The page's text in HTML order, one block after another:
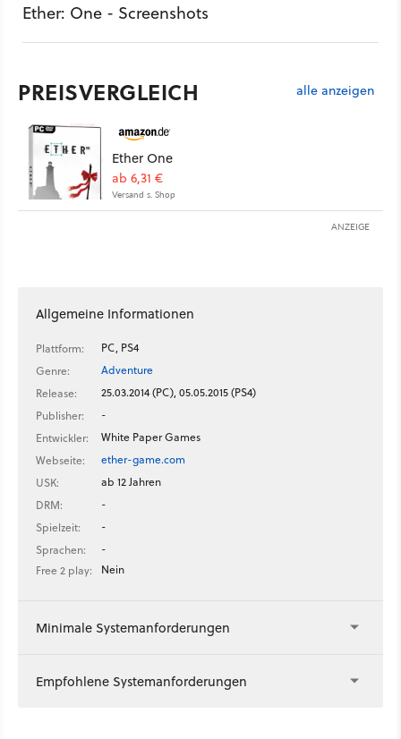
Ether: One - Screenshots
PREISVERGLEICH alle anzeigen
Ether One
ab 6,31 €
Versand s. Shop
ANZEIGE
Allgemeine Informationen
Plattform:
PC, PS4
Genre:
Adventure
Release:
25.03.2014 (PC), 05.05.2015 (PS4)
Publisher:
-
Entwickler:
White Paper Games
Webseite:
ether-game.com
USK:
ab 12 Jahren
DRM:
-
Spielzeit:
-
Sprachen:
-
Free 2 play:
Nein
Minimale Systemanforderungen
Empfohlene Systemanforderungen